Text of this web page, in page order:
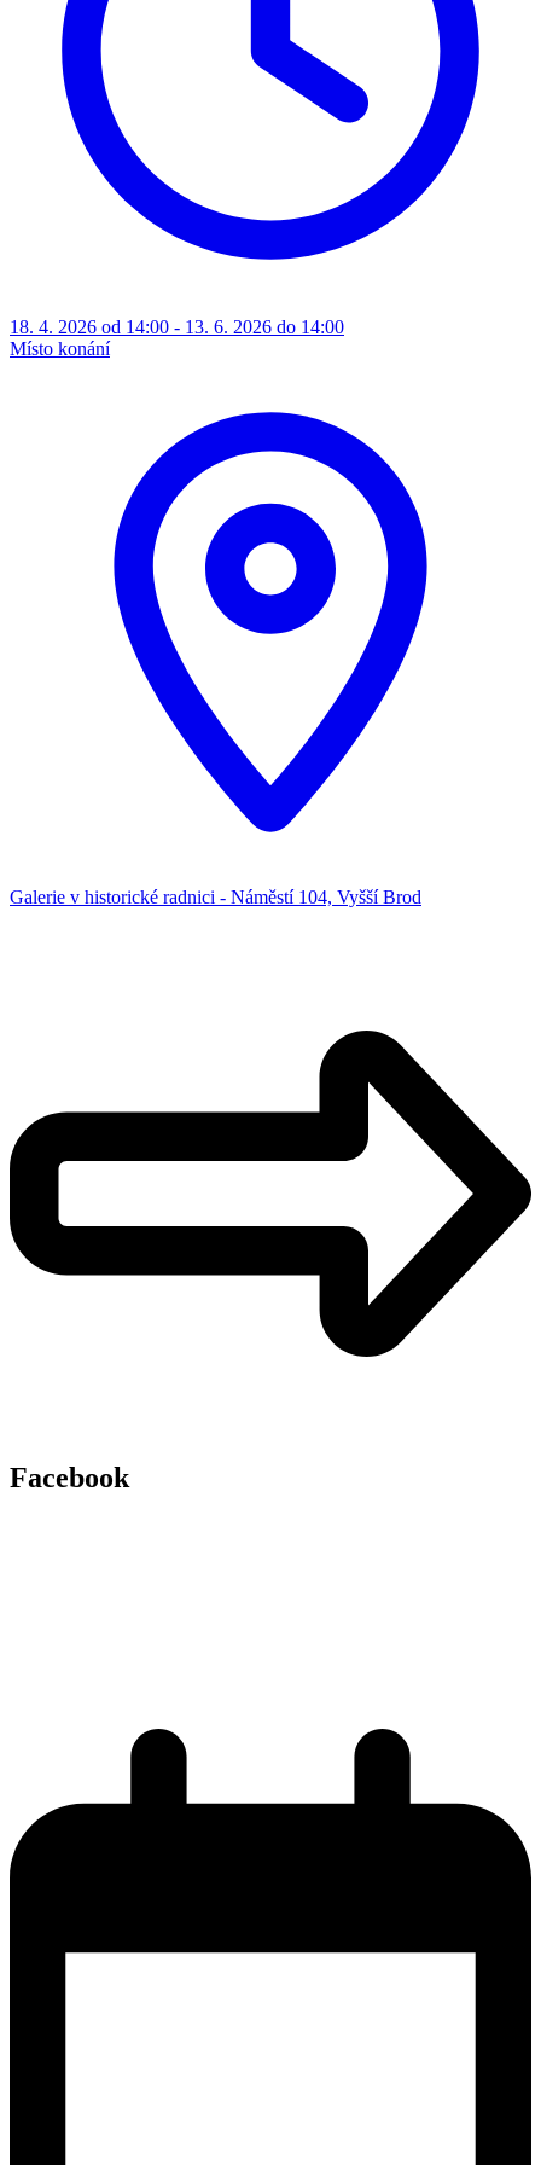
18. 4. 2026 od 14:00 - 13. 6. 2026 do 14:00
Místo konání
Galerie v historické radnici - Náměstí 104, Vyšší Brod
Facebook